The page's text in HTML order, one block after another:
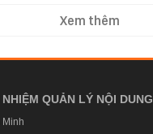
Xem thêm
QUẢN LÝ NỘI DUNG
Minh